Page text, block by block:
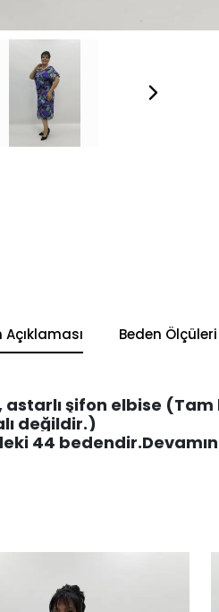
Açıklaması Beden Ölçüleri
şifon elbise
değildir.)
44 bedendir.